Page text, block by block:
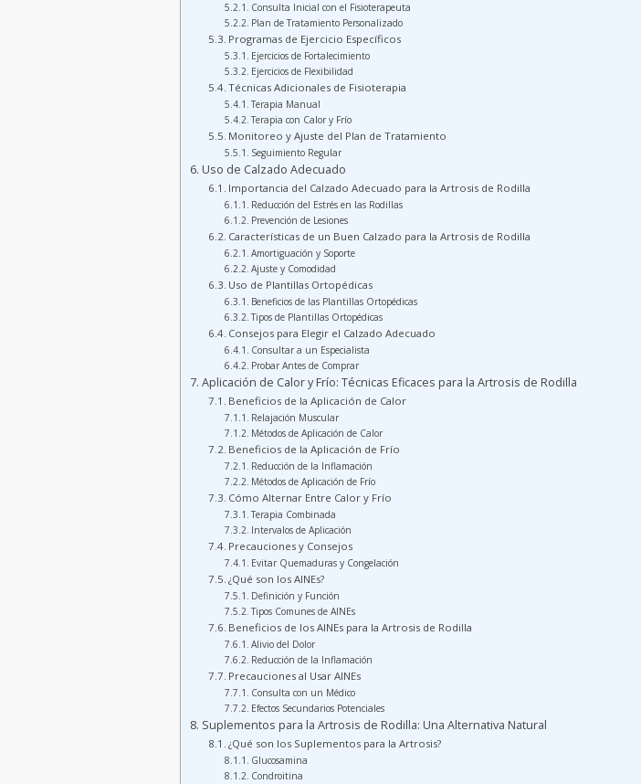
Consulta Inicial con el Fisioterapeuta
Plan de Tratamiento Personalizado
Programas de Ejercicio Específicos
Ejercicios de Fortalecimiento
Ejercicios de Flexibilidad
Técnicas Adicionales de Fisioterapia
Terapia Manual
Terapia con Calor y Frío
Monitoreo y Ajuste del Plan de Tratamiento
Seguimiento Regular
Uso de Calzado Adecuado
Importancia del Calzado Adecuado para la Artrosis de Rodilla
Reducción del Estrés en las Rodillas
Prevención de Lesiones
Características de un Buen Calzado para la Artrosis de Rodilla
Amortiguación y Soporte
Ajuste y Comodidad
Uso de Plantillas Ortopédicas
Beneficios de las Plantillas Ortopédicas
Tipos de Plantillas Ortopédicas
Consejos para Elegir el Calzado Adecuado
Consultar a un Especialista
Probar Antes de Comprar
Aplicación de Calor y Frío: Técnicas Eficaces para la Artrosis de Rodilla
Beneficios de la Aplicación de Calor
Relajación Muscular
Métodos de Aplicación de Calor
Beneficios de la Aplicación de Frío
Reducción de la Inflamación
Métodos de Aplicación de Frío
Cómo Alternar Entre Calor y Frío
Terapia Combinada
Intervalos de Aplicación
Precauciones y Consejos
Evitar Quemaduras y Congelación
¿Qué son los AINEs?
Definición y Función
Tipos Comunes de AINEs
Beneficios de los AINEs para la Artrosis de Rodilla
Alivio del Dolor
Reducción de la Inflamación
Precauciones al Usar AINEs
Consulta con un Médico
Efectos Secundarios Potenciales
Suplementos para la Artrosis de Rodilla: Una Alternativa Natural
¿Qué son los Suplementos para la Artrosis?
Glucosamina
Condroitina